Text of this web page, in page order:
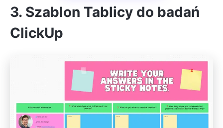
3. Szablon Tablicy do badań
ClickUp